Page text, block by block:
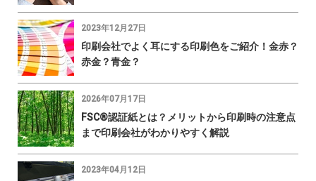
2023年12月27日
印刷会社でよく耳にする印刷色をご紹介！金赤？
赤金？青金？
2026年07月17日
FSC®認証紙とは？メリットから印刷時の注意点
まで印刷会社がわかりやすく解説
2023年04月12日